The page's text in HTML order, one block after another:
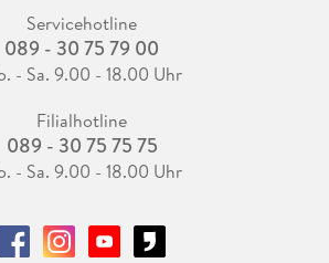
Servicehotline
089 - 30 75 79 00
- Sa. 9.00 - 18.00 Uhr
Filialhotline
089 - 30 75 75 75
- Sa. 9.00 - 18.00 Uhr